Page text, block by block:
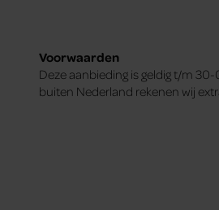
Voorwaarden
Deze aanbieding is geldig t/m
buiten Nederland rekenen wij